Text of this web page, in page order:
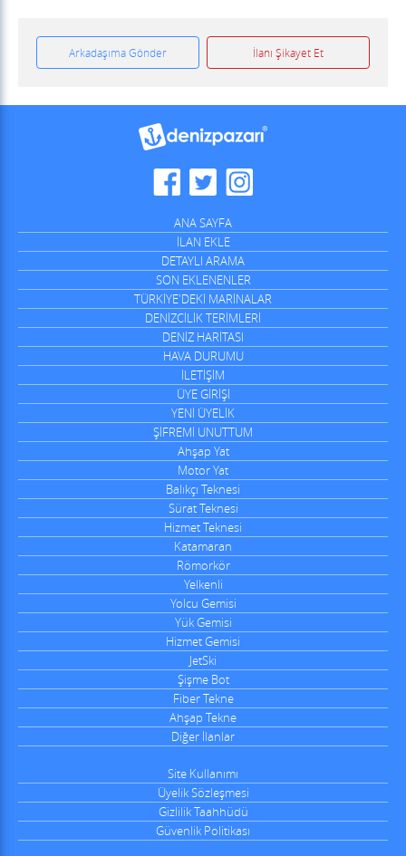
İlanı Şikayet Et
Arkadaşıma Gönder
ANA SAYFA
İLAN EKLE
DETAYLI ARAMA
SON EKLENENLER
TÜRKİYE'DEKİ MARİNALAR
DENİZCİLİK TERİMLERİ
DENİZ HARİTASI
HAVA DURUMU
İLETİŞİM
ÜYE GİRİŞİ
YENİ ÜYELİK
ŞİFREMİ UNUTTUM
Ahşap Yat
Motor Yat
Balıkçı Teknesi
Sürat Teknesi
Hizmet Teknesi
Katamaran
Römorkör
Yelkenli
Yolcu Gemisi
Yük Gemisi
Hizmet Gemisi
JetSki
Şişme Bot
Fiber Tekne
Ahşap Tekne
Diğer İlanlar
Site Kullanımı
Üyelik Sözleşmesi
Gizlilik Taahhüdü
Güvenlik Politikası